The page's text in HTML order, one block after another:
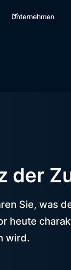
Unternehmen
der
Sie, was
heute
wird.